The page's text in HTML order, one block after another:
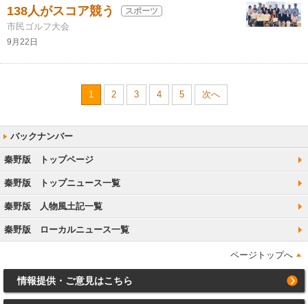
138人がスコア競う スポーツ
市民ゴルフ大会
9月22日
1 2 3 4 5 次へ
秦野版 トップページ
秦野版 トップニュース一覧
秦野版 人物風土記一覧
秦野版 ローカルニュース一覧
ページトップへ
情報提供・ご意見はこちら